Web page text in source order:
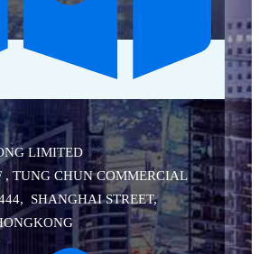
LIMITED
, TUNG CHUN COMMERCIAL
SHANGHAI STREET,